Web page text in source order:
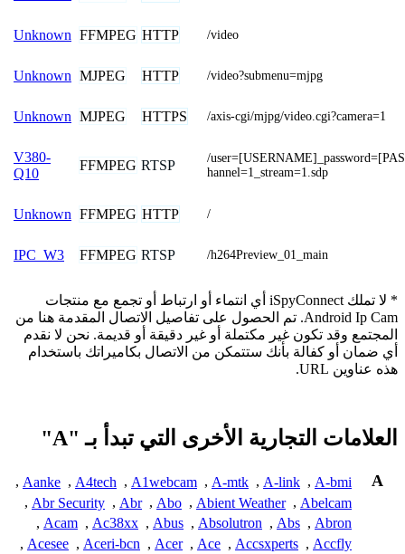
Unknown FFMPEG HTTP /video
Unknown MJPEG HTTP /video?submenu=mjpg
Unknown MJPEG HTTPS /axis-cgi/mjpg/video.cgi?camera=1
V380-
Q10
FFMPEG RTSP
/
hannel=1_stream=1.sdp
Unknown FFMPEG HTTP /
IPC_W3 FFMPEG RTSP /h264Preview_01_main
* لا تملك iSpyConnect أي انتماء أو ارتباط أو تجمع مع منتجات
Android Ip Cam. تم الحصول على تفاصيل الاتصال المقدمة هنا من
المجتمع وقد تكون غير مكتملة أو غير دقيقة أو قديمة. نحن لا نقدم
أي ضمان أو كفالة بأنك ستتمكن من الاتصال بكاميراتك باستخدام
هذه عناوين URL.
العلامات التجارية الأخرى التي تبدأ بـ "A"
A
A-bmi
,
A-link
,
A-mtk
,
A1webcam
,
A4tech
,
Aanke
,
Abelcam
,
Abient Weather
,
Abo
,
Abr
,
Abr Security
,
Abron
,
Abs
,
Absolutron
,
Abus
,
Ac38xx
,
Acam
,
Accfly
,
Accsxperts
,
Ace
,
Acer
,
Aceri-bcn
,
Acesee
,